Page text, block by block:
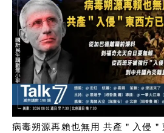
病毒朔源再賴也無用 共產＂入侵